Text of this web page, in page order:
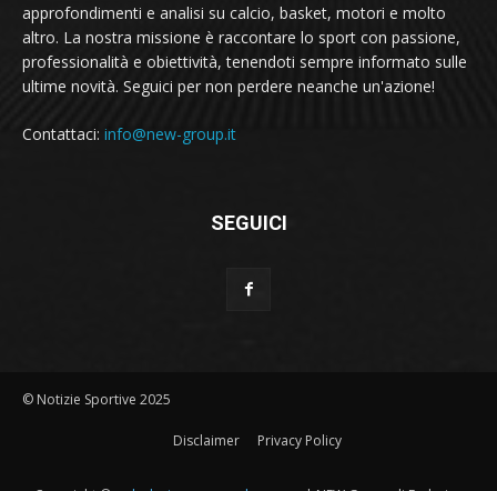
approfondimenti e analisi su calcio, basket, motori e molto
altro. La nostra missione è raccontare lo sport con passione,
professionalità e obiettività, tenendoti sempre informato sulle
ultime novità. Seguici per non perdere neanche un'azione!
Contattaci: info@new-group.it
SEGUICI
© Notizie Sportive 2025
Disclaimer Privacy Policy